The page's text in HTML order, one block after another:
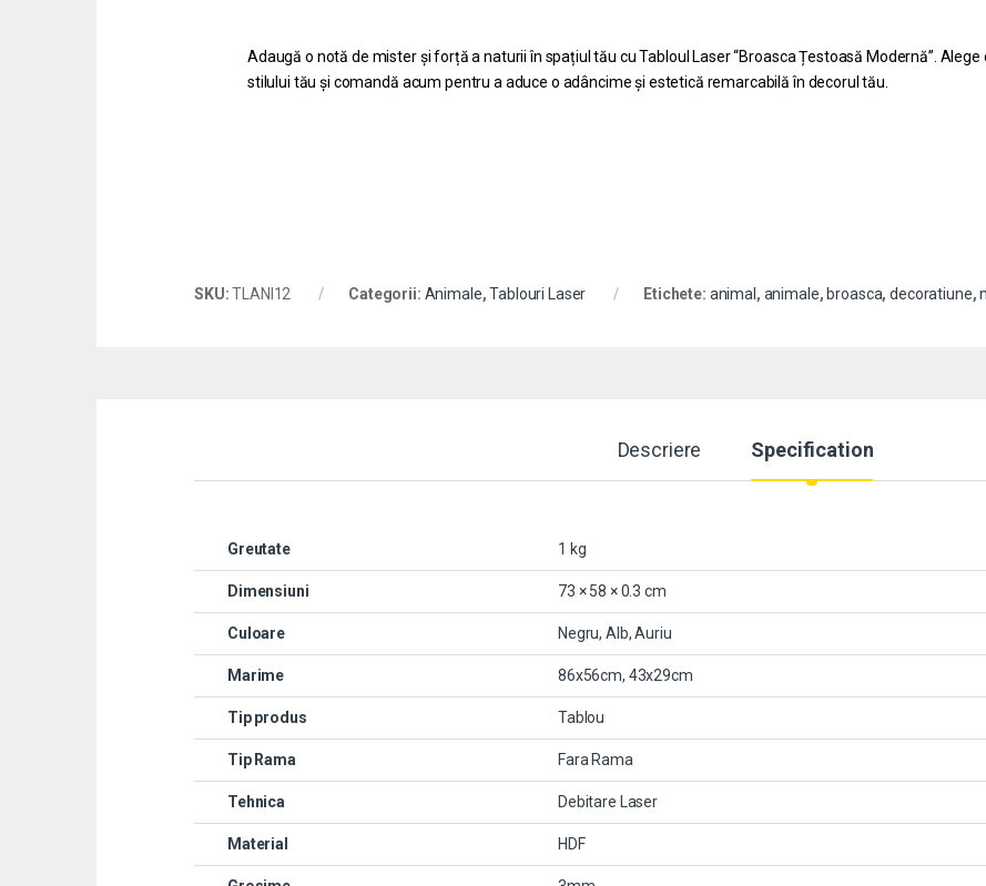
Adaugă o notă de mister și forță a naturii în spațiul tău cu Tabloul Laser “Broasca Țestoasă Modernă”.
stilului tău și comandă acum pentru a aduce o adâncime și estetică remarcabilă în decorul tău.
SKU:TLANI12 Categorii: Animale,Tablouri Laser Etichete: animal , animale, broasca,decoratiune,
Descriere Specification
Greutate 1 kg
Dimensiuni 73 × 58 × 0.3 cm
Culoare Negru, Alb, Auriu
Marime 86x56cm, 43x29cm
Tip produs Tablou
Tip Rama Fara Rama
Tehnica Debitare Laser
Material HDF